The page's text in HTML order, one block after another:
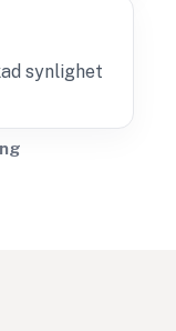
synlighet